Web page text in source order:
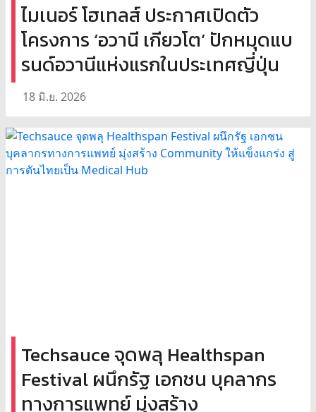
ไมเนอร์ โฮเทลส์ ประกาศเปิดตัว
โครงการ ‘อวานี เกียวโต’ ปักหมุดแบ
รนด์อวานีแห่งแรกในประเทศญี่ปุ่น
18 มิ.ย. 2026
Techsauce จุดพลุ Healthspan
Festival ผนึกรัฐ เอกชน บุคลากร
ทางการแพทย์ มุ่งสร้าง